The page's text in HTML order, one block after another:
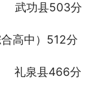
武功县503分
高中）512分
礼泉县466分